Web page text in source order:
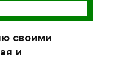
своими
и